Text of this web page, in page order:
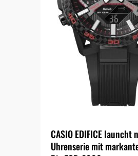
CASIO EDIFICE launcht
Uhrenserie mit